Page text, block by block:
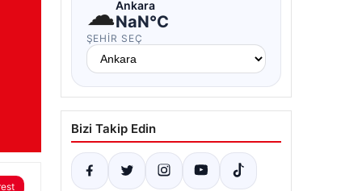
☁Ankara
NaN°C
ŞEHIR SEÇ
Bizi Takip Edin